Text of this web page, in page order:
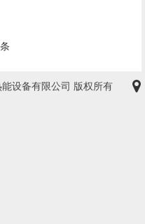
条
能设备有限公司 版权所有